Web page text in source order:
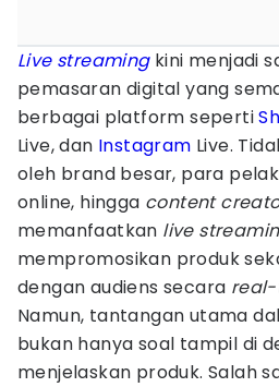
Live streaming kini menjadi
pemasaran digital yang
berbagai platform seperti
Live, dan Instagram Live.
oleh brand besar, para
online, hingga content
memanfaatkan live
mempromosikan produk
dengan audiens secara
Namun, tantangan utama
bukan hanya soal tampil di
menjelaskan produk. Salah